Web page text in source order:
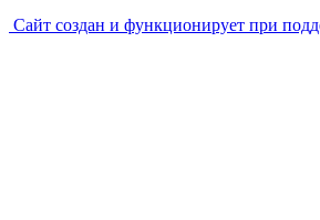
Сайт создан и функционирует при